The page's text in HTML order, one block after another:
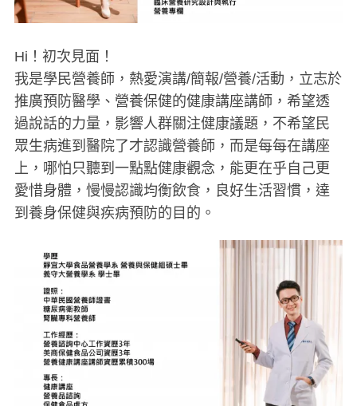
Hi！初次見面！
我是學民營養師，熱愛演講/簡報/營養/活動，立志於
推廣預防醫學、營養保健的健康講座講師，希望透
過說話的力量，影響人群關注健康議題，不希望民
眾生病進到醫院了才認識營養師，而是每每在講座
上，哪怕只聽到一點點健康觀念，能更在乎自己更
愛惜身體，慢慢認識均衡飲食，良好生活習慣，達
到養身保健與疾病預防的目的。
S